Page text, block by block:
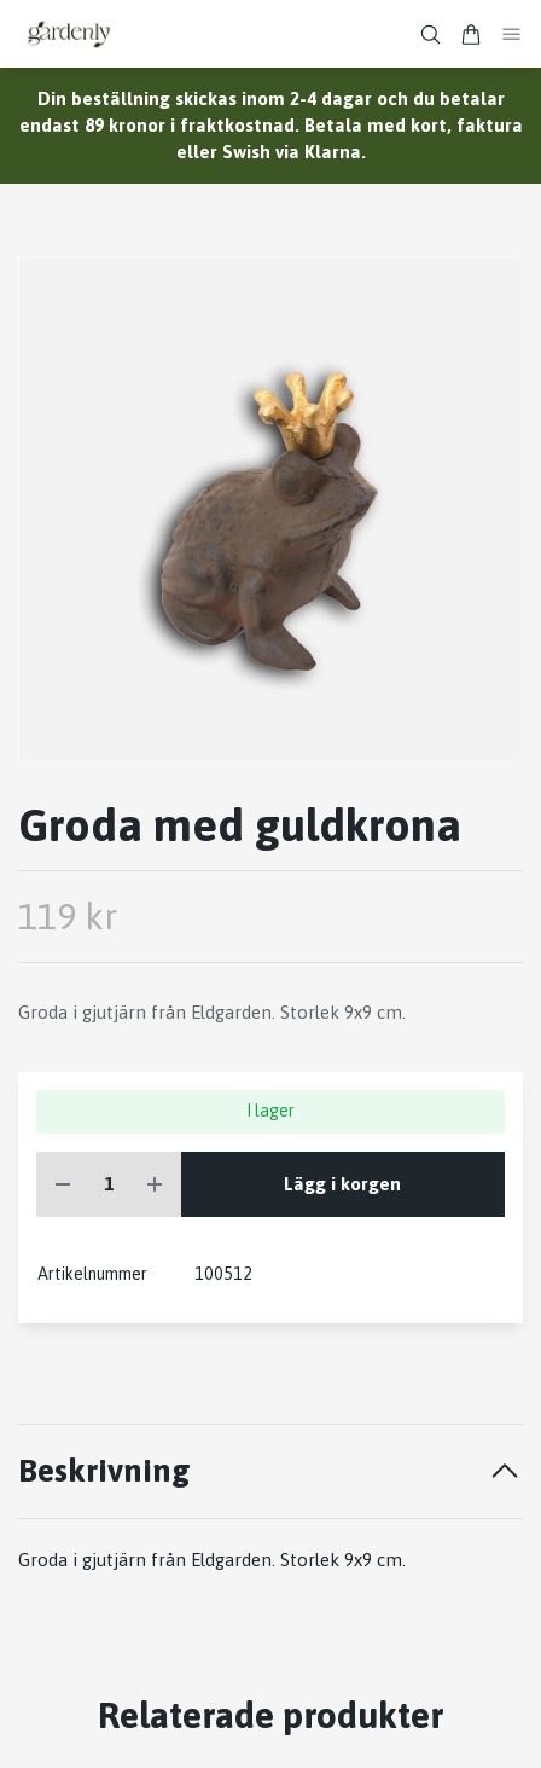
Din beställning skickas inom 2-4 dagar och du betalar
endast 89 kronor i fraktkostnad. Betala med kort, faktura
eller Swish via Klarna.
Groda med guldkrona
119 kr
Groda i gjutjärn från Eldgarden. Storlek 9x9 cm.
I lager
Lägg i korgen
Artikelnummer 100512
Beskrivning
Groda i gjutjärn från Eldgarden. Storlek 9x9 cm.
Relaterade produkter